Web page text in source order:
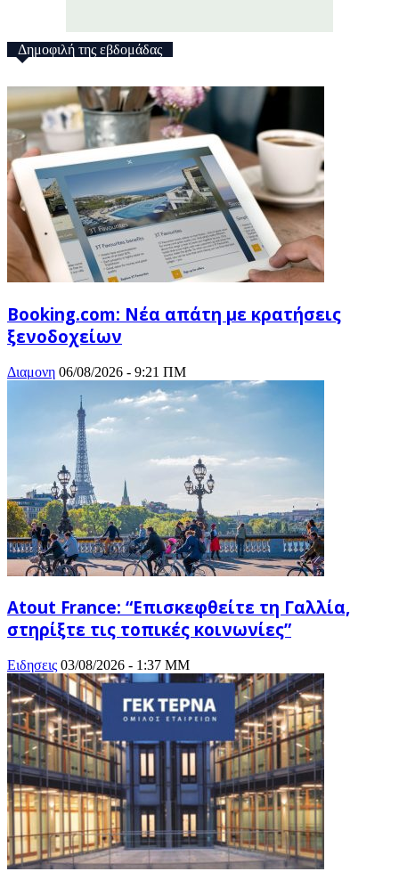
Δημοφιλή της εβδομάδας
Booking.com: Νέα απάτη με κρατήσεις
ξενοδοχείων
Διαμονη 06/08/2026 - 9:21 ΠΜ
Atout France: “Επισκεφθείτε τη Γαλλία,
στηρίξτε τις τοπικές κοινωνίες”
Ειδησεις 03/08/2026 - 1:37 ΜΜ